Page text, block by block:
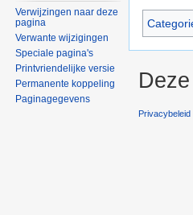
Verwijzingen naar deze
pagina
Verwante wijzigingen
Speciale pagina's
Printvriendelijke versie
Permanente koppeling
Paginagegevens
Privacybeleid